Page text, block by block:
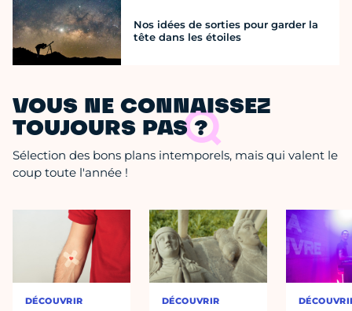
Nos idées de sorties pour garder la
tête dans les étoiles
VOUS NE CONNAISSEZ
TOUJOURS PAS ?
Sélection des bons plans intemporels, mais qui valent le
coup toute l'année !
DÉCOUVRIR DÉCOUVRIR